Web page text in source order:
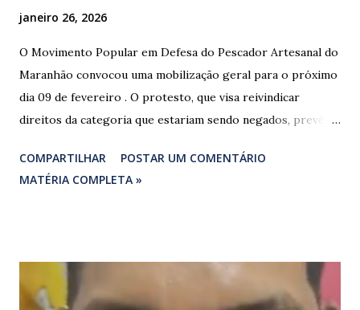
janeiro 26, 2026
O Movimento Popular em Defesa do Pescador Artesanal do
Maranhão convocou uma mobilização geral para o próximo
dia 09 de fevereiro . O protesto, que visa reivindicar
direitos da categoria que estariam sendo negados, prevê o
federais que cortam o estado. ​As interdições estão
programadas para começar às 07:00 da manhã e, segundo
manifestação busca chamar a atenção das autoridades para
a pauta da pesca artesanal maranhense, exigindo o
COMPARTILHAR
POSTAR UM COMENTÁRIO
MATÉRIA COMPLETA »